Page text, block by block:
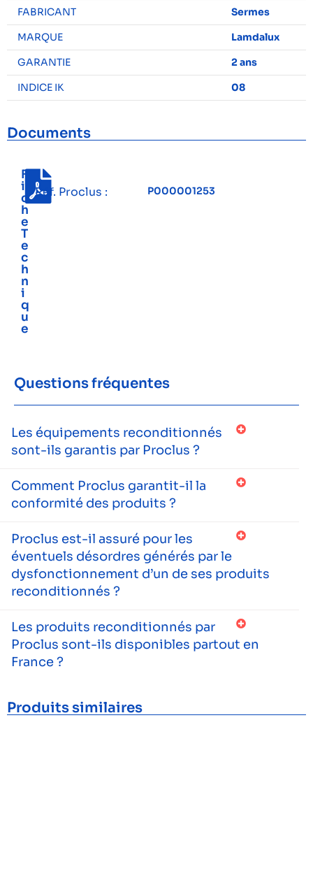
FABRICANT
Sermes
MARQUE
Lamdalux
GARANTIE
2 ans
INDICE IK
08
Documents
F
i
c
h
e
T
e
c
h
n
i
q
u
e
Réf. Proclus : P000001253
Questions fréquentes
Les équipements reconditionnés
sont-ils garantis par Proclus ?
Comment Proclus garantit-il la
conformité des produits ?
Proclus est-il assuré pour les
éventuels désordres générés par le
dysfonctionnement d’un de ses produits
reconditionnés ?
Les produits reconditionnés par
Proclus sont-ils disponibles partout en
France ?
Produits similaires